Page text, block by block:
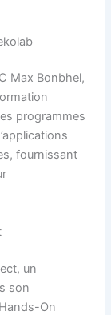
Max Bonbhel,
programmes
fournissant
un
son
On